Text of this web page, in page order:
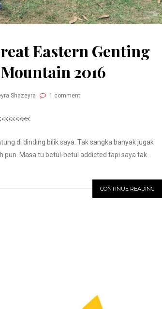
Eastern Genting
2016
Shazeyra 1 comment
di dinding bilik saya. Tak sangka banyak jugak
pun. Masa tu betul-betul addicted tapi saya tak...
CONTINUE READING